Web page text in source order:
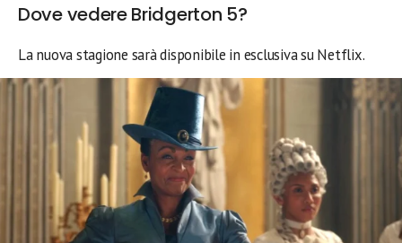
Dove vedere Bridgerton 5?
La nuova stagione sarà disponibile in esclusiva su Netflix.